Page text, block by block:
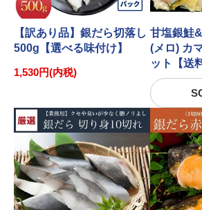
【訳あり品】銀だら切落し
500g【選べる味付け】
1,530円(内税)
甘塩銀鮭
(メロ) カ
ット【送